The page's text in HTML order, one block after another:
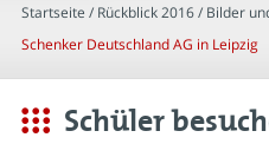
Startseite / Rückblick 2016 / Bilder
Schenker Deutschland AG in Leipzig
Schüler